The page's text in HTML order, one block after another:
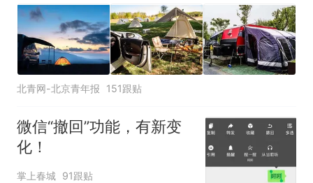
北青网-北京青年报 151跟贴
微信“撤回”功能，有新变
化！
掌上春城 91跟贴